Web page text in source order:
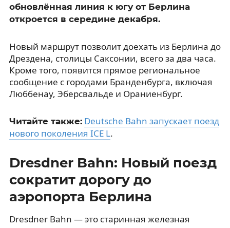
обновлённая линия к югу от Берлина
откроется в середине декабря.
Новый маршрут позволит доехать из Берлина до
Дрездена, столицы Саксонии, всего за два часа.
Кроме того, появится прямое региональное
сообщение с городами Бранденбурга, включая
Люббенау, Эберсвальде и Ораниенбург.
Читайте также: Deutsche Bahn запускает поезд
нового поколения ICE L.
Dresdner Bahn: Новый поезд
сократит дорогу до
аэропорта Берлина
Dresdner Bahn — это старинная железная